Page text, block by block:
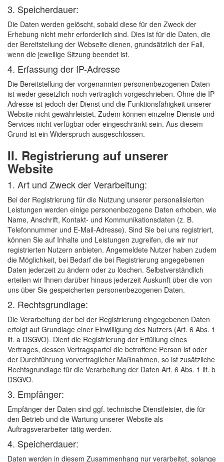
3. Speicherdauer:
Die Daten werden gelöscht, sobald diese für den Zweck der
Erhebung nicht mehr erforderlich sind. Dies ist für die Daten, die
der Bereitstellung der Webseite dienen, grundsätzlich der Fall,
wenn die jeweilige Sitzung beendet ist.
4. Erfassung der IP-Adresse
Die Bereitstellung der vorgenannten personenbezogenen Daten
ist weder gesetzlich noch vertraglich vorgeschrieben. Ohne die IP-
Adresse ist jedoch der Dienst und die Funktionsfähigkeit unserer
Website nicht gewährleistet. Zudem können einzelne Dienste und
Services nicht verfügbar oder eingeschränkt sein. Aus diesem
Grund ist ein Widerspruch ausgeschlossen.
II. Registrierung auf unserer
Website
1. Art und Zweck der Verarbeitung:
Bei der Registrierung für die Nutzung unserer personalisierten
Leistungen werden einige personenbezogene Daten erhoben, wie
Name, Anschrift, Kontakt- und Kommunikationsdaten (z. B.
Telefonnummer und E-Mail-Adresse). Sind Sie bei uns registriert,
können Sie auf Inhalte und Leistungen zugreifen, die wir nur
registrierten Nutzern anbieten. Angemeldete Nutzer haben zudem
die Möglichkeit, bei Bedarf die bei Registrierung angegebenen
Daten jederzeit zu ändern oder zu löschen. Selbstverständlich
erteilen wir Ihnen darüber hinaus jederzeit Auskunft über die von
uns über Sie gespeicherten personenbezogenen Daten.
2. Rechtsgrundlage:
Die Verarbeitung der bei der Registrierung eingegebenen Daten
erfolgt auf Grundlage einer Einwilligung des Nutzers (Art. 6 Abs. 1
lit. a DSGVO). Dient die Registrierung der Erfüllung eines
Vertrages, dessen Vertragspartei die betroffene Person ist oder
der Durchführung vorvertraglicher Maßnahmen, so ist zusätzliche
Rechtsgrundlage für die Verarbeitung der Daten Art. 6 Abs. 1 lit. b
DSGVO.
3. Empfänger:
Empfänger der Daten sind ggf. technische Dienstleister, die für
den Betrieb und die Wartung unserer Website als
Auftragsverarbeiter tätig werden.
4. Speicherdauer:
Daten werden in diesem Zusammenhang nur verarbeitet, solange